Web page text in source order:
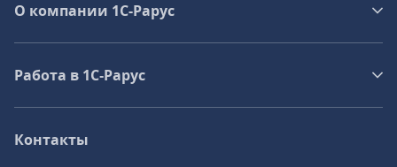
О компании 1C-Рарус
Работа в 1С‑Рарус
Контакты